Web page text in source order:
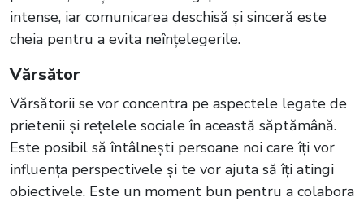
intense, iar comunicarea deschisă și sinceră este
cheia pentru a evita neînțelegerile.
Vărsător
Vărsătorii se vor concentra pe aspectele legate de
prietenii și rețelele sociale în această săptămână.
Este posibil să întâlnești persoane noi care îți vor
influența perspectivele și te vor ajuta să îți atingi
obiectivele. Este un moment bun pentru a colabora